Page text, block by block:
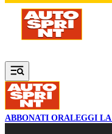
Vai al contenuto principale
ABBONATI ORALEGGI